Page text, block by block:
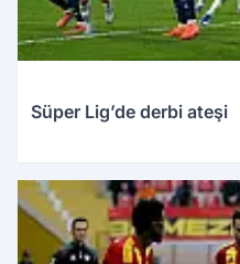
Süper Lig’de derbi ateşi